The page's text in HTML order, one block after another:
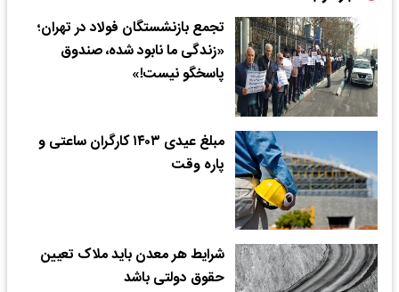
تجمع بازنشستگان فولاد در تهران؛
«زندگی ما نابود شده، صندوق
پاسخگو نیست!»
مبلغ عیدی ۱۴۰۳ کارگران ساعتی و
پاره وقت
شرایط هر معدن باید ملاک تعیین
حقوق دولتی باشد